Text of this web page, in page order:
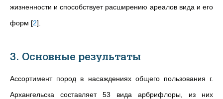
жизненности и способствует расширению ареалов вида и его
форм [2]
3. Основные результаты
Ассортимент пород в насаждениях общего пользования г.
Архангельска составляет 53 вида арбрифлоры, из них